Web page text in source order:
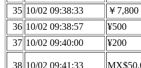
35 10/02 09:38:33 ￥7,800
36 10/02 09:38:57 ¥500
37 10/02 09:40:00 ¥200
38 10/02 09:41:33